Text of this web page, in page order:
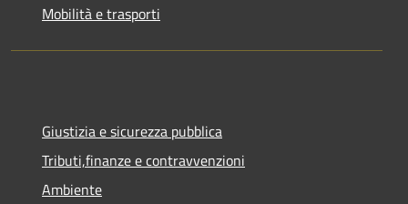
Mobilità e trasporti
Giustizia e sicurezza pubblica
Tributi,finanze e contravvenzioni
Ambiente